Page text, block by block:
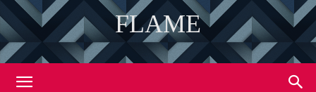
FLAME
DISCOVER THE ART OF PUBLISHING